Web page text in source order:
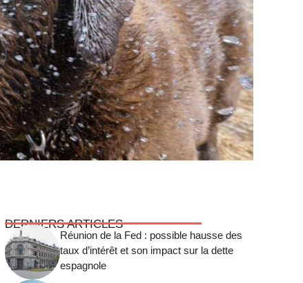
DERNIERS ARTICLES
Réunion de la Fed : possible hausse des
taux d’intérêt et son impact sur la dette
espagnole